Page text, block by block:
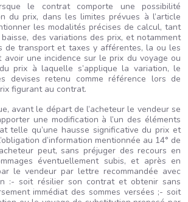
le contrat comporte une possibilité
du prix, dans les limites prévues à l’article
les modalités précises de calcul, tant
des variations des prix, et notamment
de transport et taxes y afférentes, la ou les
avoir une incidence sur le prix du voyage ou
prix à laquelle s’applique la variation, le
devises retenu comme référence lors de
figurant au contrat.
avant le départ de l’acheteur le vendeur se
une modification à l’un des éléments
telle qu’une hausse significative du prix et
d’information mentionnée au 14° de
peut, sans préjuger des recours en
éventuellement subis, et après en
le vendeur par lettre recommandée avec
:- soit résilier son contrat et obtenir sans
immédiat des sommes versées ;- soit